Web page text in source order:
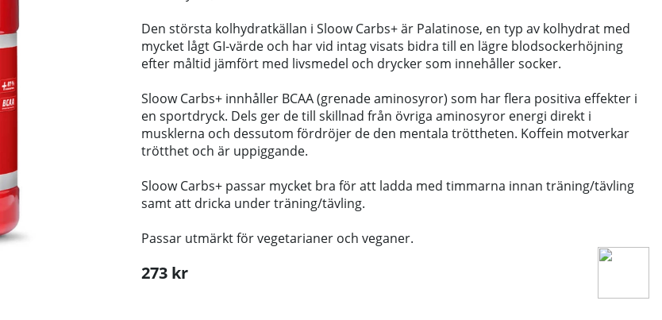
Den största kolhydratkällan i Sloow Carbs+ är Palatinose, en typ av kolhydrat med
mycket lågt GI-värde och har vid intag visats bidra till en lägre blodsockerhöjning
efter måltid jämfört med livsmedel och drycker som innehåller socker.
Sloow Carbs+ innhåller BCAA (grenade aminosyror) som har flera positiva effekter i
en sportdryck. Dels ger de till skillnad från övriga aminosyror energi direkt i
musklerna och dessutom fördröjer de den mentala tröttheten. Koffein motverkar
trötthet och är uppiggande.
Sloow Carbs+ passar mycket bra för att ladda med timmarna innan träning/tävling
samt att dricka under träning/tävling.
Passar utmärkt för vegetarianer och veganer.
273 kr